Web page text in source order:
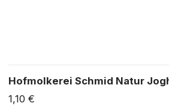
Hofmolkerei Schmid Natur
1,10 €